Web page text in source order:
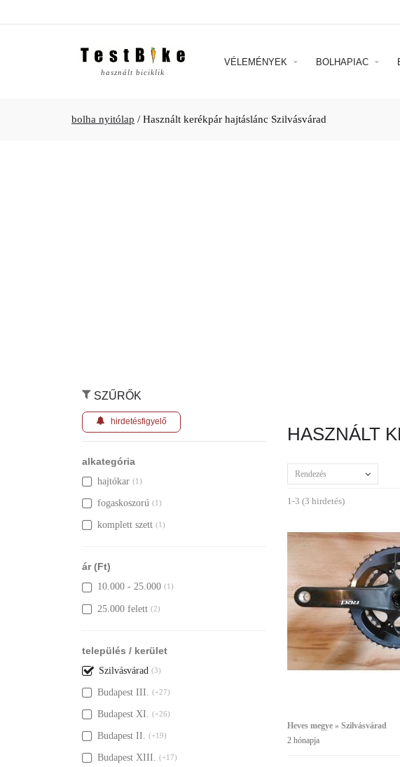
használt biciklik
VÉLEMÉNYEK BOLHAPIAC
bolha nyitólap / Használt kerékpár hajtáslánc Szilvásvárad
SZŰRŐK
hirdetésfigyelő
alkategória
hajtókar (1)
fogaskoszorú (1)
komplett szett (1)
ár (Ft)
10.000 - 25.000 (1)
25.000 felett (2)
település / kerület
Szilvásvárad (3)
Budapest III. (+27)
Budapest XI. (+26)
Budapest II. (+19)
Budapest XIII. (+17)
HASZNÁLT
Rendezés
1-3 (3 hirdetés)
Heves megye » Szilvásvárad
2 hónapja